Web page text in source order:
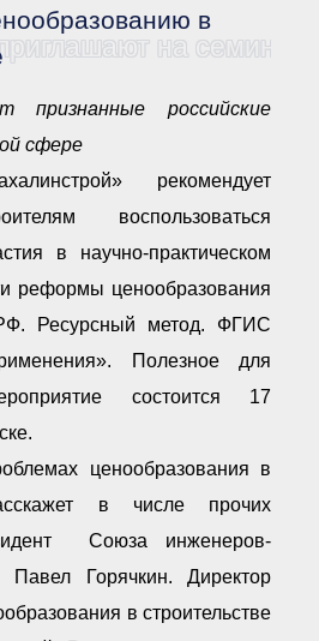
● Сбор предложений во
внутренние документы
Компенсационный фонд
Реестры Ассоциации
Ассоциации
Ассоциации,
осуществляющих
строительный контроль
объединения
● Реестр членов
Застройщиков
заказчиков
Ассоциации с правом
имеющих строительные
лаборатории
Архив реестров
в
на семинар
признанные российские
сфере
рекомендует
воспользоваться
в научно-практическом
реформы ценообразования
Ресурсный метод. ФГИС
Полезное для
состоится 17
ценообразования в
в числе прочих
Союза инженеров-
Павел Горячкин. Директор
в строительстве